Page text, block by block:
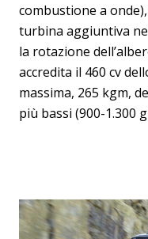
combustione a
turbina aggiuntiva
la rotazione
accredita il 460 cv
massima, 265 kgm,
più bassi (900-1.300